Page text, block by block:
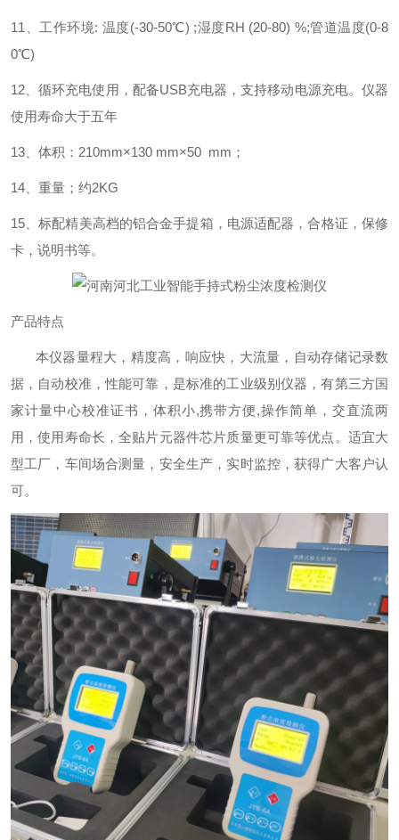
11 、工作环境: 温度(-30-50℃) ;湿度RH (20-80) %;管道温度(0-8
0℃)
12 、循环充电使用，配备USB充电器，支持移动电源充电。仪器
使用寿命大于五年
13 、体积： 210mm×130 mm×50 mm ；
14 、重量；约2KG
15 、标配精美高档的铝合金手提箱，电源适配器，合格证，保修
卡，说明书等。
产品特点
本仪器量程大，精度高，响应快，大流量，自动存储记录数
据，自动校准，性能可靠，是标准的工业级别仪器，有第三方国
家计量中心校准证书，体积小,携带方便,操作简单，交直流两
用，使用寿命长，全贴片元器件芯片质量更可靠等优点。适宜大
型工厂，车间场合测量，安全生产，实时监控，获得广大客户认
可。